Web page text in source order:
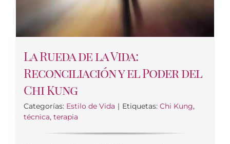
La Rueda de la Vida:
Reconciliación y el Poder del
Chi Kung
Categorías: Estilo de Vida | Etiquetas: Chi Kung,
técnica, terapia